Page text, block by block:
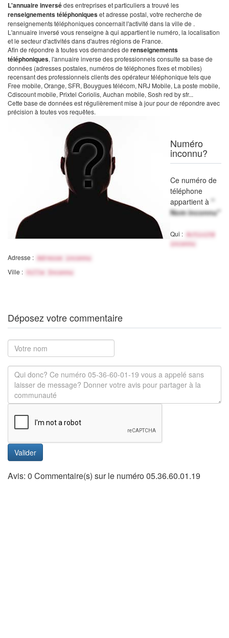
L'annuaire inversédes entreprises et particuliers a trouvé les
renseignements téléphoniqueset adresse postal, votre recherche de
renseignements téléphoniques concernait l'activité dans la ville de .
L'annuaire inversé vous renseigne à qui appartient le numéro, la localisation
et le secteur d'activités dans d'autres régions de France.
Afin de répondre à toutes vos demandes de renseignements
téléphoniques, l'annuaire inverse des professionnels consulte sa base de
données (adresses postales, numéros de téléphones fixes et mobiles)
recensant des professionnels clients des opérateur téléphonique tels que
Free mobile, Orange, SFR, Bouygues télécom, NRJ Mobile, La poste mobile,
Cdiscount mobile, Prixtel Coriolis, Auchan mobile, Sosh red by sfr...
Cette base de données est régulièrement mise à jour pour de répondre avec
précision à toutes vos requêtes.
Numéro
inconnu?
Ce numéro de
téléphone
appartient à "
Nom inconnu"
Qui :
Activité
inconnu
Adresse : Adresse inconnu
Ville : Ville Inconnu
Déposez votre commentaire
Valider
Avis: 0 Commentaire(s) sur le numéro 05.36.60.01.19